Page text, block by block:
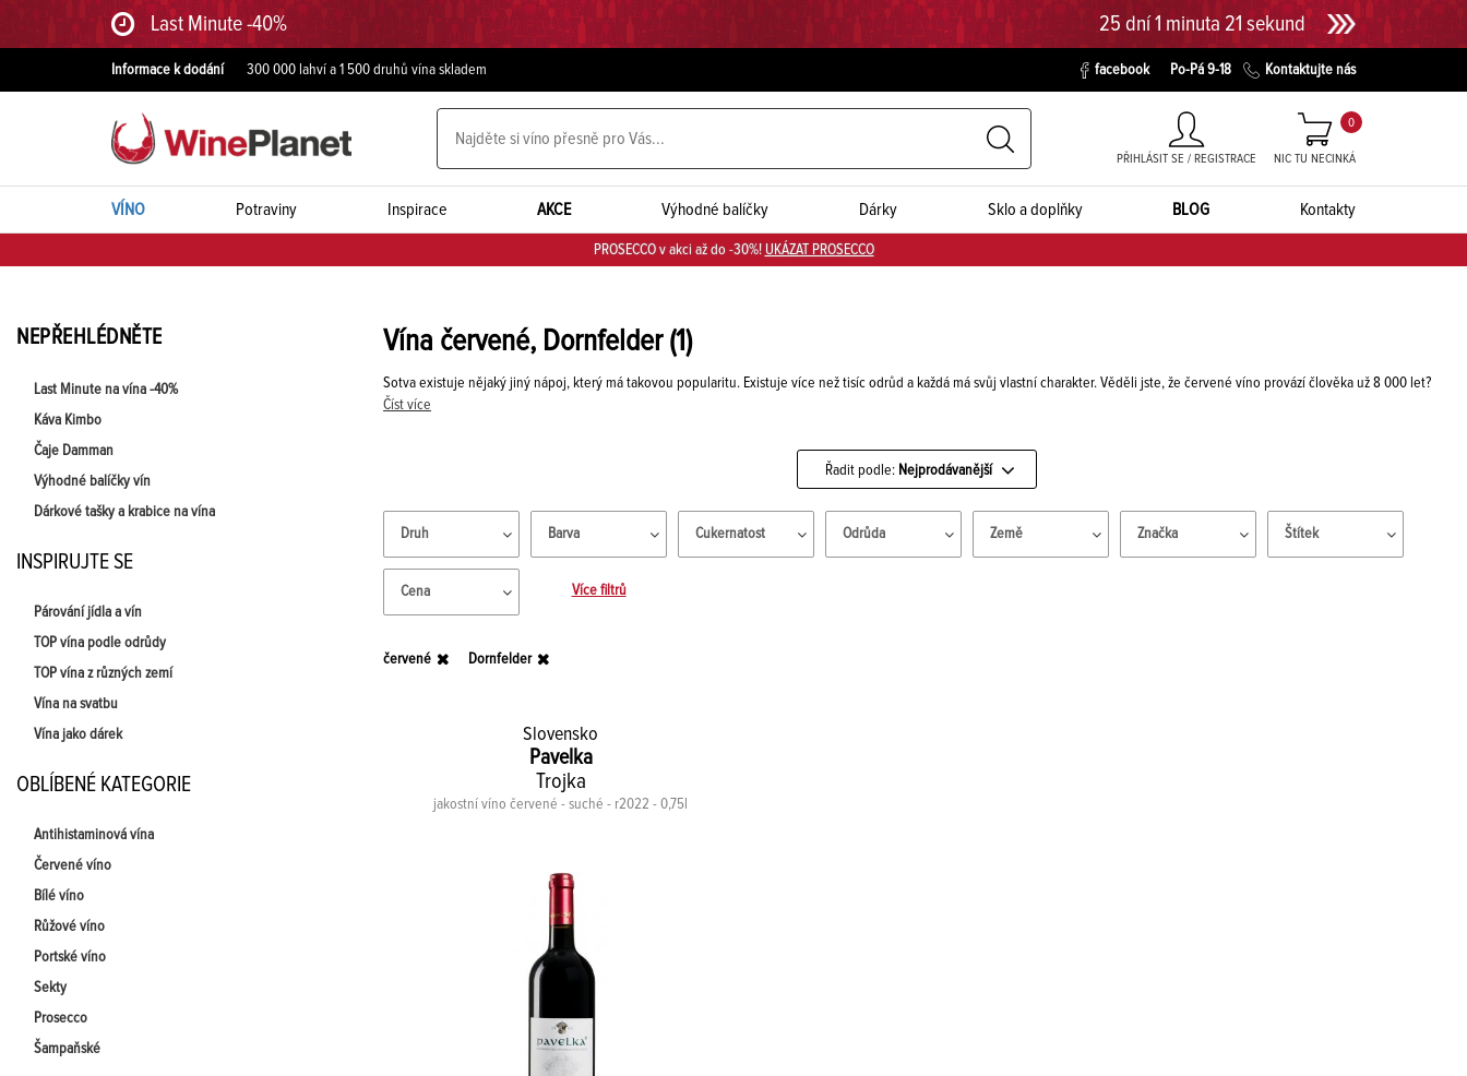
Last Minute -40% 25 dní 1 minuta 21 sekund
Informace k dodání 300 000 lahví a 1 500 druhů vína skladem facebook Po-Pá 9-18 Kontaktujte nás
PŘIHLÁSIT SE / REGISTRACE NIC TU NECINKÁ
0
VÍNO Potraviny Inspirace AKCE Výhodné balíčky Dárky Sklo a doplňky BLOG Kontakty
PROSECCO v akci až do -30%! UKÁZAT PROSECCO
NEPŘEHLÉDNĚTE
Last Minute na vína -40%
Káva Kimbo
Čaje Damman
Výhodné balíčky vín
Dárkové tašky a krabice na vína
INSPIRUJTE SE
Párování jídla a vín
TOP vína podle odrůdy
TOP vína z různých zemí
Vína na svatbu
Vína jako dárek
OBLÍBENÉ KATEGORIE
Antihistaminová vína
Červené víno
Bílé víno
Růžové víno
Portské víno
Sekty
Prosecco
Šampaňské
Vína červené, Dornfelder(1)
Sotva existuje nějaký jiný nápoj, který má takovou popularitu. Existuje více než tisíc odrůd a každá má svůj vlastní charakter. Věděli jste, že červené víno provází člověka už 8 000 let?
Číst více
Řadit podle: Nejprodávanější
Druh Barva Cukernatost Odrůda Země Značka Štítek
Cena Více filtrů
červené Dornfelder
Slovensko
Pavelka
Trojka
jakostní víno červené - suché - r2022 - 0,75l